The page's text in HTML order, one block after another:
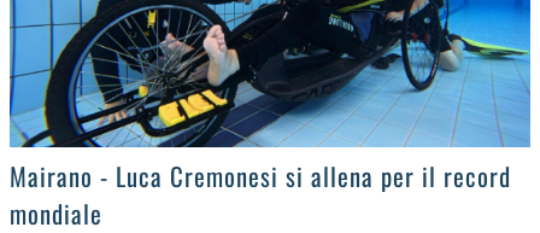
>Mairano - Luca Cremonesi si allena per il record
mondiale